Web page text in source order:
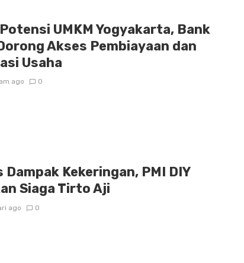
UMKM Yogyakarta, Bank
Akses Pembiayaan dan
Usaha
ago 0
Dampak Kekeringan, PMI DIY
Siaga Tirto Aji
ago 0